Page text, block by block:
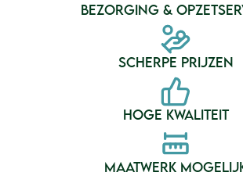
BEZORGING &
SCHERPE PRIJZEN
HOGE KWALITEIT
MAATWERK